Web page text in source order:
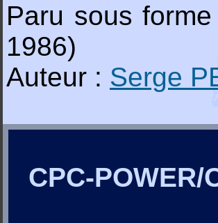
Paru sous
1986)
Auteur : Serge
CPC-POWER/